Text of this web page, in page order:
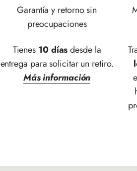
Garantía y retorno sin
preocupaciones
Tienes 10 díasdesde la
entrega para solicitar un retiro.
Más información